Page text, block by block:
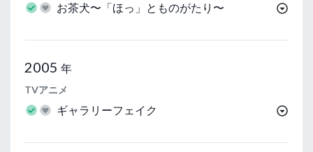
お茶犬〜「ほっ」とものがたり〜
2005 年
TVアニメ
ギャラリーフェイク